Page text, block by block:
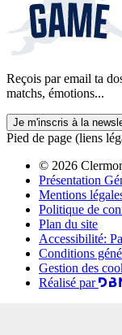
Reçois par email ta
matchs, émotions...
Je m'inscris à la
Pied de page (liens
© 2026
Présentation
Mentions
Politique de
Plan du site
Accessibilité:
Conditions
Gestion des
Réalisé par